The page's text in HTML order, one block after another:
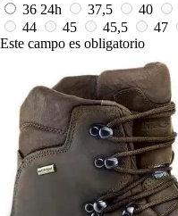
36 24h 37,5 40
44
45 45,5 47
Este campo es obligatorio